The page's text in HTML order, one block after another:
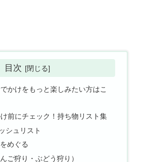
目次
かけをもっと楽しみたい方はこ
前にチェック！持ち物リスト集
シュリスト
めぐる
ご狩り・ぶどう狩り）